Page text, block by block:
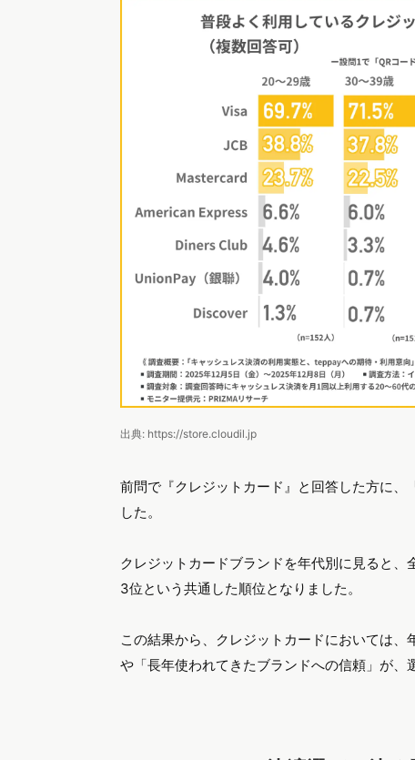
出典: https://store.cloudil.jp
前問で『クレジットカード』と回答した方に
した。
クレジットカードブランドを年代別に見ると、
3位という共通した順位となりました。
この結果から、クレジットカードにおいては、
や「長年使われてきたブランドへの信頼」が、